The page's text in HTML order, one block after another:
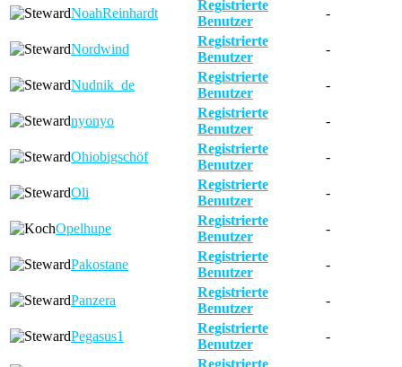
NoahReinhardt
Registrierte
Benutzer
-
Nordwind
Registrierte
Benutzer
-
Nudnik_de
Registrierte
Benutzer
-
nyonyo
Registrierte
Benutzer
-
Ohiobigschöf
Registrierte
Benutzer
-
Oli
Registrierte
Benutzer
-
Opelhupe
Registrierte
Benutzer
-
Pakostane
Registrierte
Benutzer
-
Panzera
Registrierte
Benutzer
-
Pegasus1
Registrierte
Benutzer
-
Registrierte